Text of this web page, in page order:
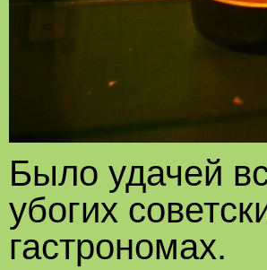
Было удачей
убогих
гастрономах.